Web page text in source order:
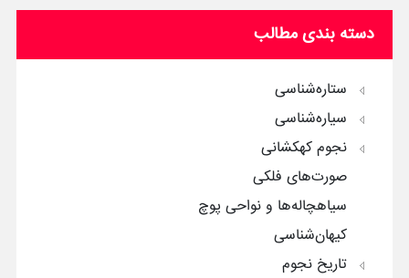
دسته بندی مطالب
ستاره‌شناسی
سیاره‌شناسی
نجوم کهکشانی
صورت‌های فلکی
سیاهچاله‌ها و نواحی پوچ
کیهان‌شناسی
تاریخ نجوم